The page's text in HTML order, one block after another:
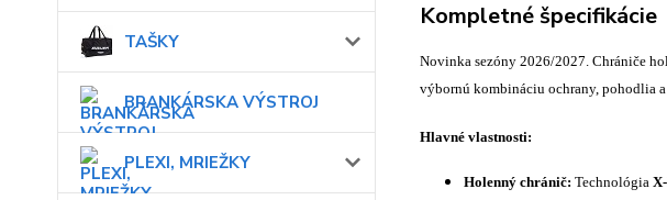
TAŠKY
BRANKÁRSKA VÝSTROJ
PLEXI, MRIEŽKY
Kompletné špecifikácie
Novinka sezóny 2026/2027. Chrániče
výbornú kombináciu ochrany, pohodlia
Hlavné vlastnosti:
Holenný chránič: Technológia